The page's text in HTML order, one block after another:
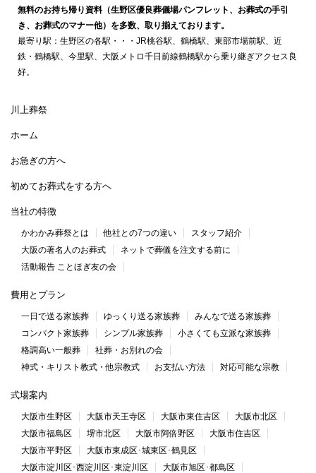
無料のお持ち帰り資料（生野区優良葬儀場パンフレット、お葬式の手引
き、お葬式のマナー他）を多数、取り揃えております。
最寄り駅：生野区の各駅・・・JR桃谷駅、鶴橋駅、東部市場前駅、近
鉄・鶴橋駅、今里駅、大阪メトロ千日前線鶴橋駅から乗り継ぎアクセス良
好。
川上葬祭
ホーム
お急ぎの方へ
初めてお葬式をする方へ
当社の特徴
かわかみ葬祭とは 他社との7つの違い
スタッフ紹介
大阪の著名人のお葬式
ネットで葬儀を注文する前に
活動報告 ことほぎ友の会
費用とプラン
一日で送る家族葬 ゆっくり送る家族葬
みんなで送る家族葬
コンパクト家族葬
シンプル家族葬
小さくても立派な家族葬
格調高い一般葬
社葬・お別れの会
神式・キリスト教式・他宗教式
お支払い方法 対応可能な宗教
式場案内
大阪市生野区 大阪市天王寺区 大阪市東住吉区
大阪市北区
大阪市福島区
堺市北区 大阪市阿倍野区
大阪市住吉区
大阪市平野区
大阪市東成区･城東区･鶴見区
大阪市淀川区･西淀川区･東淀川区
大阪市旭区･都島区